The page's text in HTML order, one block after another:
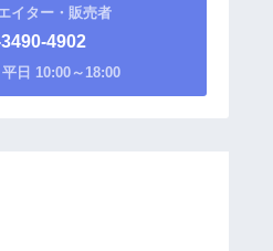
イター・販売者
4902
日 10:00～18:00